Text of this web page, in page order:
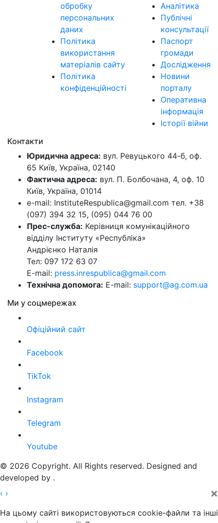
обробку
персональних
даних
Політика
використання
матеріалів сайту
Політика
конфіденційності
Аналітика
Публічні
консультації
Паспорт
громади
Дослідження
Новини
порталу
Оперативна
інформація
Історії війни
Контакти
Юридична адреса: вул. Ревуцького 44-б, оф.
65 Київ, Україна, 02140
Фактична адреса: вул. П. Болбочана, 4, оф. 10
Київ, Україна, 01014
e-mail: InstituteRespublica@gmail.com тел. +38
(097) 394 32 15, (095) 044 76 00
Прес-служба: Керівниця комунікаційного
відділу Інституту «Республіка»
Андрієнко Наталія
Тел: 097 172 63 07
E-mail: press.inrespublica@gmail.com
Технічна допомога: E-mail: support@ag.com.ua
Ми у соцмережах
Офіційний сайт
Facebook
TikTok
Instagram
Telegram
Youtube
© 2026 Copyright. All Rights reserved. Designed and
developed by .
‹ › ×
На цьому сайті використовуються cookie-файли та інші